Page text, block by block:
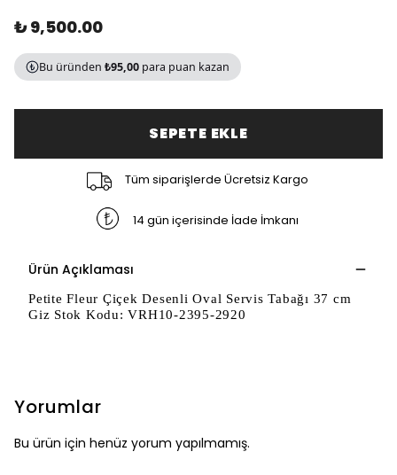
₺ 9,500.00
Bu üründen ₺95,00 para puan kazan
SEPETE EKLE
Tüm siparişlerde Ücretsiz Kargo
14 gün içerisinde İade İmkanı
Ürün Açıklaması
Petite Fleur Çiçek Desenli Oval Servis Tabağı 37 cm
Giz Stok Kodu: VRH10-2395-2920
Yorumlar
Bu ürün için henüz yorum yapılmamış.